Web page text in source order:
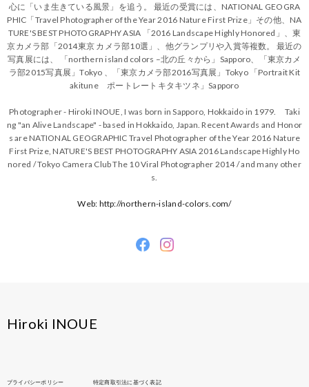
心に「いま生きている風景」を追う。 最近の受賞には、NATIONAL GEOGRA
PHIC「Travel Photographer of the Year 2016 Nature First Prize」その他、NA
TURE'S BEST PHOTOGRAPHY ASIA 「2016 Landscape Highly Honored」、東
京カメラ部「2014東京 カメラ部10選」、他グランプリや入賞等複数。 最近の
写真展には、 「northern island colors –北の丘々から」Sapporo、「東京カメ
ラ部2015写真展」Tokyo 、「東京カメラ部2016写真展」Tokyo 「Portrait Kit
akitune ポートレートキタキツネ」Sapporo
Photographer - Hiroki INOUE, I was born in Sapporo, Hokkaido in 1979. Taki
ng "an Alive Landscape" - based in Hokkaido, Japan. Recent Awards and Honor
s are NATIONAL GEOGRAPHIC Travel Photographer of the Year 2016 Nature
First Prize, NATURE'S BEST PHOTOGRAPHY ASIA 2016 Landscape Highly Ho
nored / Tokyo Camera Club The 10 Viral Photographer 2014 / and many other
s.
Web: http://northern-island-colors.com/
Hiroki INOUE
プライバシーポリシー 特定商取引法に基づく表記